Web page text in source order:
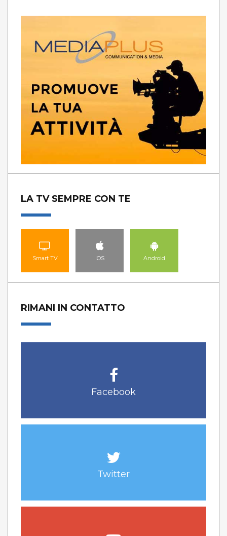
LA TV SEMPRE CON TE
Smart TV IOS Android
RIMANI IN CONTATTO
Facebook
Twitter